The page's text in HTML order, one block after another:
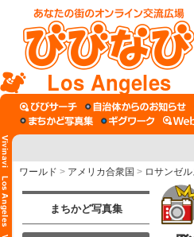
Los Angeles
ワールド > アメリカ合衆国 > ロサンゼル
まちかど写真集